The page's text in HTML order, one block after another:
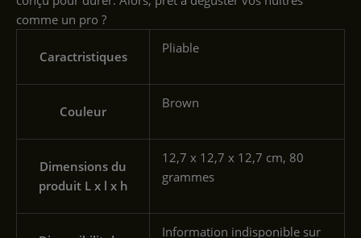
comme un pro ?
Caractristiques
‎Pliable
Couleur
‎Brown
Dimensions du
produit L x l x h
‎12,7 x 12,7 x 12,7 cm, 80
grammes
‎Information indisponible sur